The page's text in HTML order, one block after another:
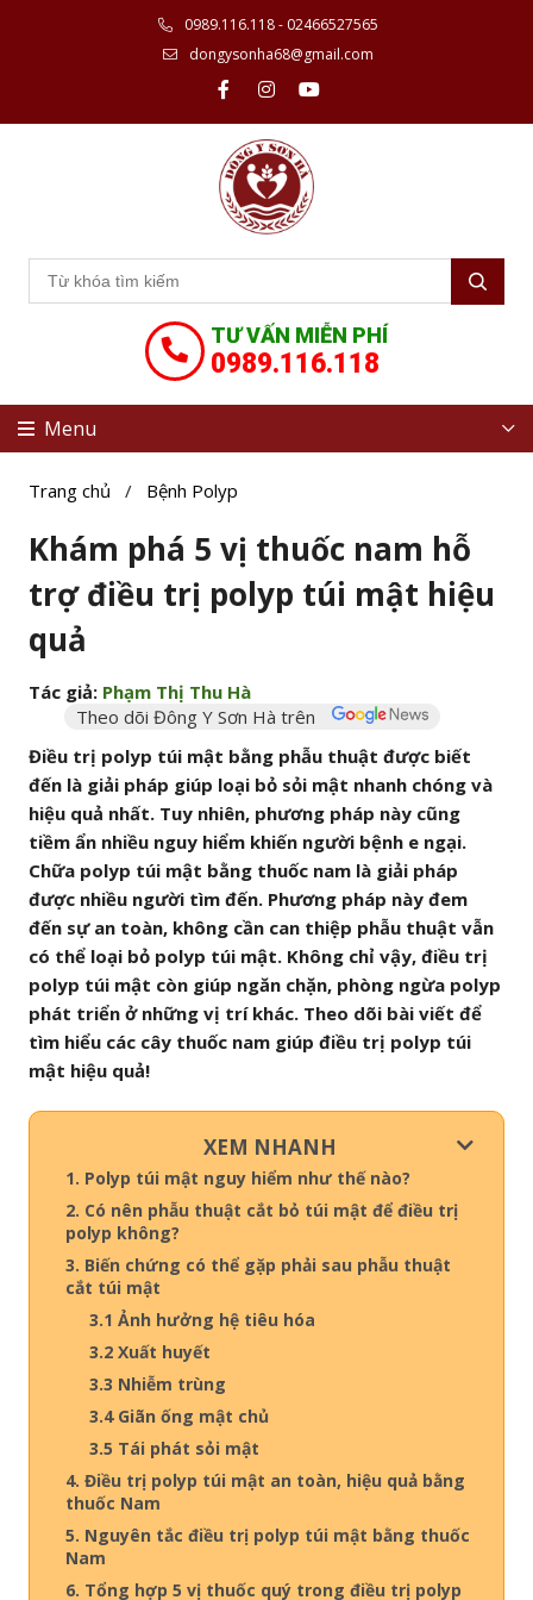
0989.116.118 - 02466527565
dongysonha68@gmail.com
TƯ VẤN MIỄN PHÍ
0989.116.118
Menu
Trang chủ / Bệnh Polyp
Khám phá 5 vị thuốc nam hỗ
trợ điều trị polyp túi mật hiệu
quả
Tác giả: Phạm Thị Thu Hà
Theo dõi Đông Y Sơn Hà trên
Điều trị polyp túi mật bằng phẫu thuật được biết
đến là giải pháp giúp loại bỏ sỏi mật nhanh chóng và
hiệu quả nhất. Tuy nhiên, phương pháp này cũng
tiềm ẩn nhiều nguy hiểm khiến người bệnh e ngại.
Chữa polyp túi mật bằng thuốc nam là giải pháp
được nhiều người tìm đến. Phương pháp này đem
đến sự an toàn, không cần can thiệp phẫu thuật vẫn
có thể loại bỏ polyp túi mật. Không chỉ vậy, điều trị
polyp túi mật còn giúp ngăn chặn, phòng ngừa polyp
phát triển ở những vị trí khác. Theo dõi bài viết để
tìm hiểu các cây thuốc nam giúp điều trị polyp túi
mật hiệu quả!
XEM NHANH
1. Polyp túi mật nguy hiểm như thế nào?
2. Có nên phẫu thuật cắt bỏ túi mật để điều trị
polyp không?
3. Biến chứng có thể gặp phải sau phẫu thuật
cắt túi mật
3.1 Ảnh hưởng hệ tiêu hóa
3.2 Xuất huyết
3.3 Nhiễm trùng
3.4 Giãn ống mật chủ
3.5 Tái phát sỏi mật
4. Điều trị polyp túi mật an toàn, hiệu quả bằng
thuốc Nam
5. Nguyên tắc điều trị polyp túi mật bằng thuốc
Nam
6. Tổng hợp 5 vị thuốc quý trong điều trị polyp